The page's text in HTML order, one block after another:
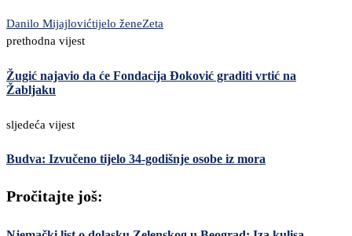
Danilo Mijajlovićtijelo ženeZeta
prethodna vijest
Žugić najavio da će Fondacija Đoković graditi vrtić na
Žabljaku
sljedeća vijest
Budva: Izvučeno tijelo 34-godišnje osobe iz mora
Pročitajte još: